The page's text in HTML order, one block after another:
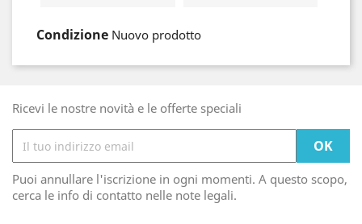
Condizione Nuovo prodotto
Ricevi le nostre novità e le offerte speciali
Puoi annullare l'iscrizione in ogni momenti. A questo scopo,
cerca le info di contatto nelle note legali.